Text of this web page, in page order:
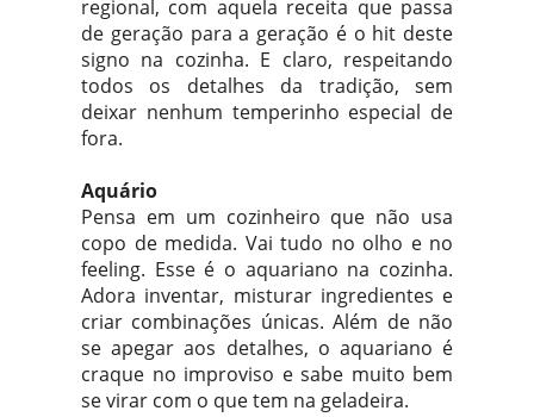
regional, com aquela receita que passa
de geração para a geração é o hit deste
signo na cozinha. E claro, respeitando
todos os detalhes da tradição, sem
deixar nenhum temperinho especial de
fora.
Aquário
Pensa em um cozinheiro que não usa
copo de medida. Vai tudo no olho e no
feeling. Esse é o aquariano na cozinha.
Adora inventar, misturar ingredientes e
criar combinações únicas. Além de não
se apegar aos detalhes, o aquariano é
craque no improviso e sabe muito bem
se virar com o que tem na geladeira.